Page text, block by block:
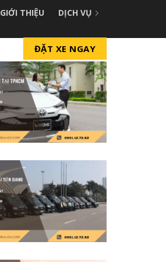
GIỚI THIỆU DỊCH VỤ
ĐẶT XE NGAY